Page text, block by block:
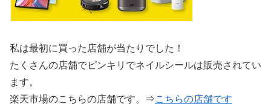
私は最初に買った店舗が当たりでした！
たくさんの店舗でピンキリでネイルシールは販売されてい
ます。
楽天市場のこちらの店舗です。⇒こちらの店舗です